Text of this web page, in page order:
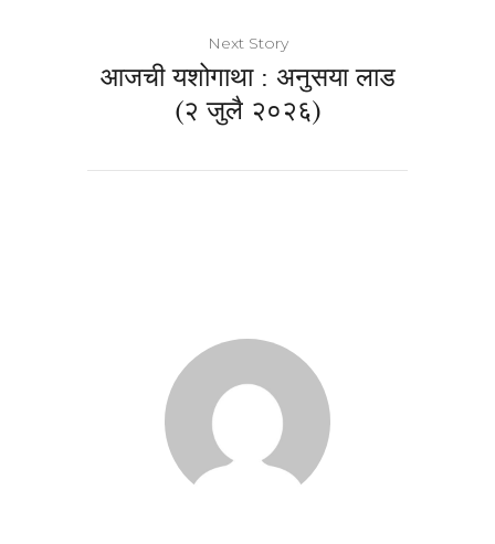
Next Story
आजची यशोगाथा : अनुसया लाड
(२ जुलै २०२६)